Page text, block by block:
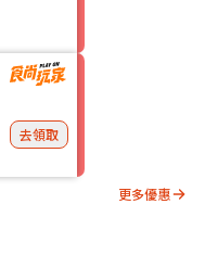
去領取
更多優惠